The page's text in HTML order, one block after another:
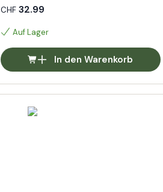
CHF32.99
Auf Lager
In den Warenkorb